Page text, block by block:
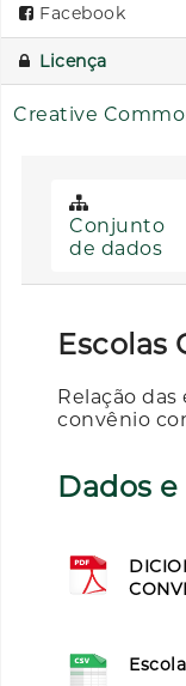
Facebook
Licença
Creative
Conjunto
de dados
Escolas
Relação das
convênio
Dados